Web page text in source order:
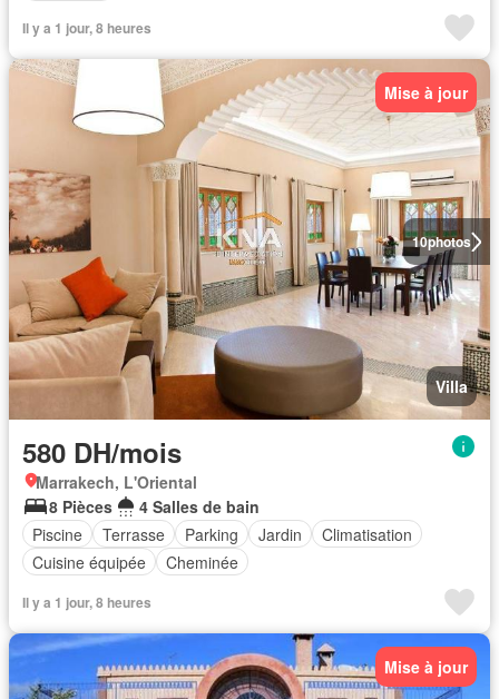
Il y a 1 jour, 8 heures
10photos
Mise à jour
Villa
580 DH/mois
Marrakech, L'Oriental
8 Pièces
4 Salles de bain
Piscine
Terrasse Parking Jardin
Climatisation
Cuisine équipée
Cheminée
Il y a 1 jour, 8 heures
Mise à jour